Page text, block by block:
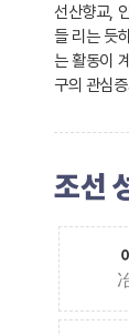
선산향교,
들 리는 듯
는 활동이
구의 관심
조선